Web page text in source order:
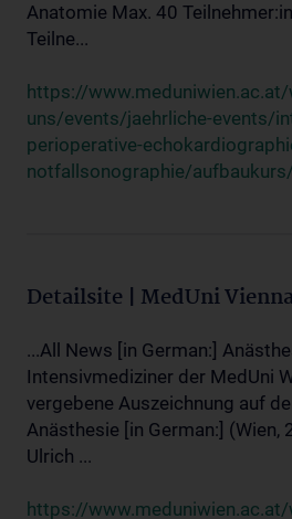
Anatomie Max. 40
Teilne...
https://
uns/events/jaehrliche-events/
perioperative-
notfallsonographie/aufbaukurs/
Detailsite | MedUni
...All News [in German:]
Intensivmediziner der MedUni
vergebene Auszeichnung auf
Anästhesie [in German:] (Wien,
Ulrich ...
https://